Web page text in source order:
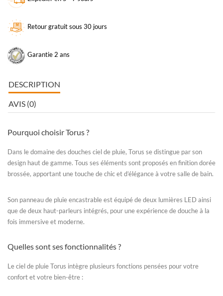
Retour gratuit sous 30 jours
Garantie 2 ans
DESCRIPTION
AVIS (0)
Pourquoi choisir Torus ?
Dans le domaine des douches ciel de pluie, Torus se distingue par son
design haut de gamme. Tous ses éléments sont proposés enfinition dorée
brossée, apportant une touche de chic et d’élégance à votre salle de bain.
Son panneau de pluie encastrableest équipé de deux lumières LED ainsi
que de deux haut-parleurs intégrés, pour une expérience de douche à la
fois immersive et moderne.
Quelles sont ses fonctionnalités ?
Leciel de pluie Torus intègre plusieurs fonctions pensées pour votre
confort et votre bien-être :